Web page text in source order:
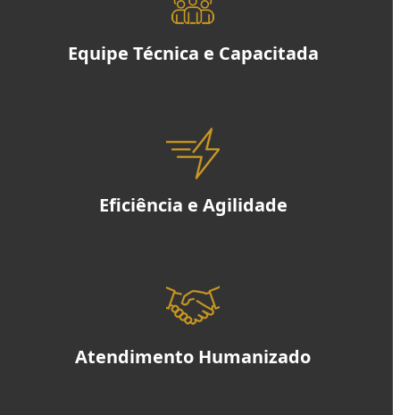
Equipe Técnica e Capacitada
Eficiência e Agilidade
Atendimento Humanizado